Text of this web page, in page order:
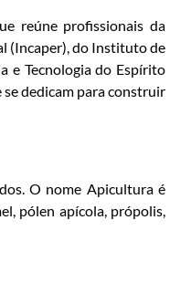
reúne profissionais da
(Incaper), do Instituto de
e Tecnologia do Espírito
dedicam para construir
O nome Apicultura é
pólen apícola, própolis,